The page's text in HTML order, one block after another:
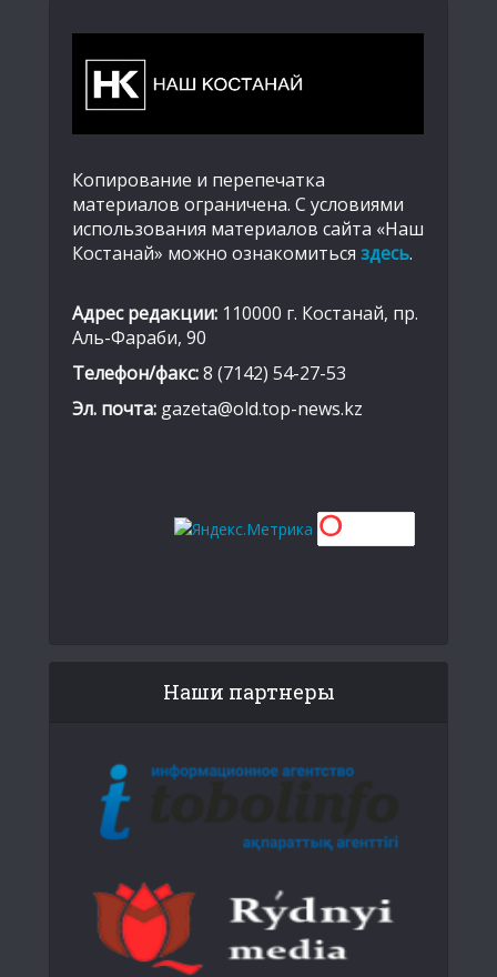
Копирование и перепечатка
материалов ограничена. С условиями
использования материалов сайта «Наш
Костанай» можно ознакомиться здесь.
Адрес редакции: 110000 г. Костанай, пр.
Аль-Фараби, 90
Телефон/факс:8 (7142) 54-27-53
Эл. почта: gazeta@old.top-news.kz
Наши партнеры